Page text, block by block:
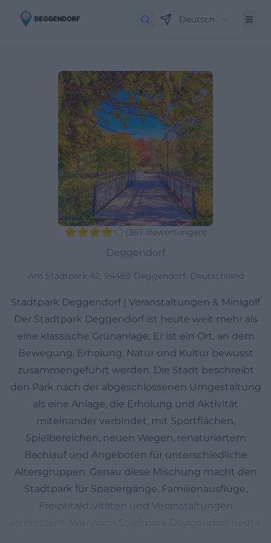
Deutsch
(367 Bewertungen)
Deggendorf
Am Stadtpark 42, 94469 Deggendorf, Deutschland
Stadtpark Deggendorf | Veranstaltungen & Minigolf
Der Stadtpark Deggendorf ist heute weit mehr als
eine klassische Grünanlage. Er ist ein Ort, an dem
Bewegung, Erholung, Natur und Kultur bewusst
zusammengeführt werden. Die Stadt beschreibt
den Park nach der abgeschlossenen Umgestaltung
als eine Anlage, die Erholung und Aktivität
miteinander verbindet, mit Sportflächen,
Spielbereichen, neuen Wegen, renaturiertem
Bachlauf und Angeboten für unterschiedliche
Altersgruppen. Genau diese Mischung macht den
Stadtpark für Spaziergänge, Familienausflüge,
Freizeitaktivitäten und Veranstaltungen